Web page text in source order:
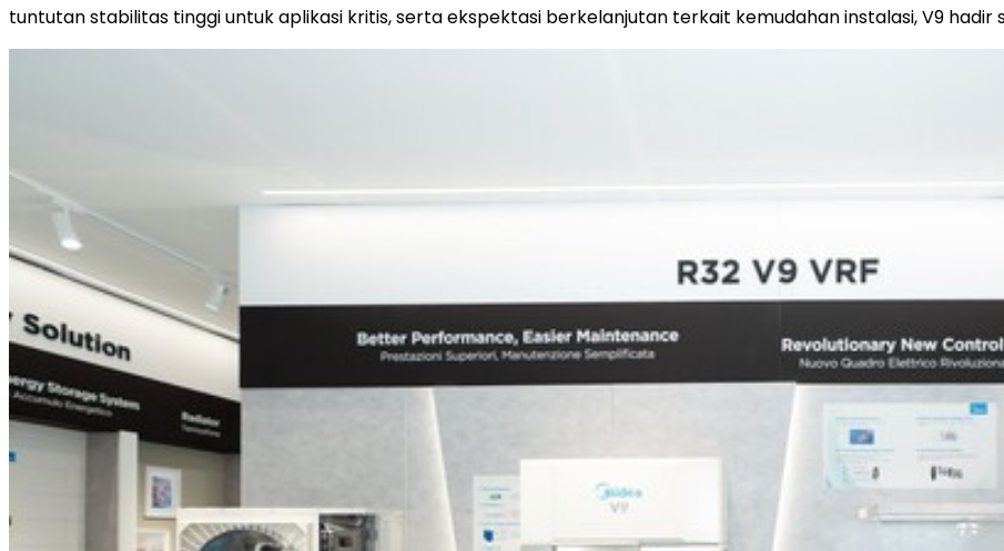
tuntutan stabilitas tinggi untuk aplikasi kritis, serta ekspektasi berkelanjutan terkait kemudahan instalasi, V9 hadir